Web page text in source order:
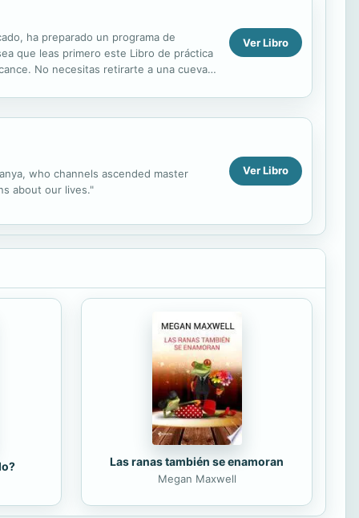
ha preparado un programa de
que leas primero este Libro de práctica
No necesitas retirarte a una cueva
Ver Libro
who channels ascended master
about our lives."
Ver Libro
Las ranas también se enamoran
Megan Maxwell